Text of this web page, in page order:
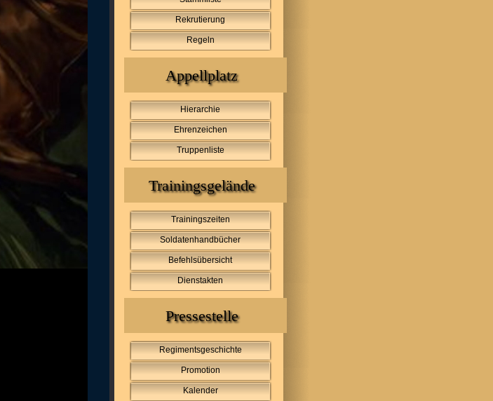
Rekrutierung
Regeln
Appellplatz
Hierarchie
Ehrenzeichen
Truppenliste
Trainingsgelände
Trainingszeiten
Soldatenhandbücher
Befehlsübersicht
Dienstakten
Pressestelle
Regimentsgeschichte
Promotion
Kalender